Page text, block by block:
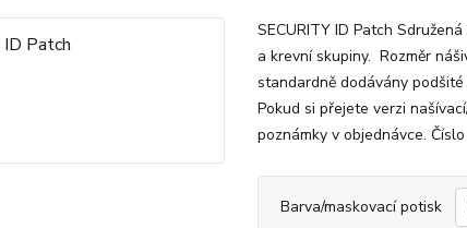
SECURITY ID Patch
a krevní skupiny. Rozměr
standardně dodávány
Pokud si přejete verzi
poznámky v objednávce.
Barva/maskovací potisk